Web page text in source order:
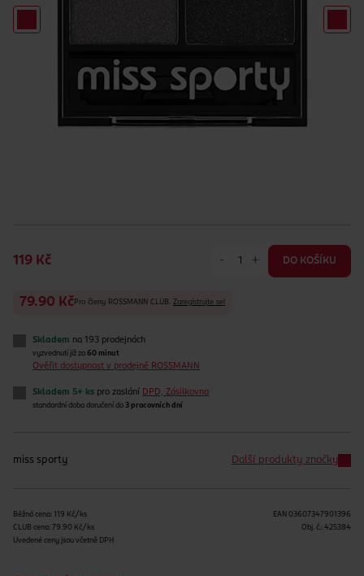
119 Kč - + DO KOŠÍKU
79.90 Kč Pro členy ROSSMANN CLUB. Zaregistrujte se!
Skladem na 193 prodejnách
vyzvednutí již za 60 minut
Ověřit dostupnost v prodejně ROSSMANN
Skladem 5+ ks pro zaslání DPD, Zásilkovna
standardní doba doručení do 3 pracovních dní
miss sporty Další produkty značky
Běžná cena: 119 Kč/ks
CLUB cena: 79.90 Kč/ks
Uvedené ceny jsou včetně DPH
EAN 03607347901396
Obj. č.: 425384